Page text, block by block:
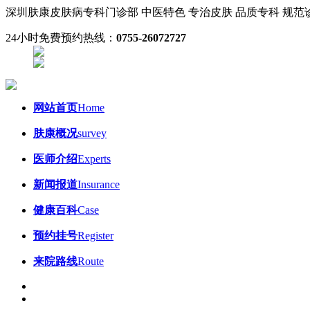
深圳肤康皮肤病专科门诊部 中医特色 专治皮肤 品质专科 规
24小时免费预约热线： 0755-26072727
网站首页Home
肤康概况survey
医师介绍Experts
新闻报道Insurance
健康百科Case
预约挂号Register
来院路线Route